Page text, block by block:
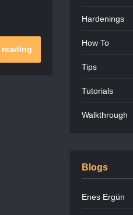
Hardenings
How To
Tips
Tutorials
Walkthrough
Blogs
Enes Ergün